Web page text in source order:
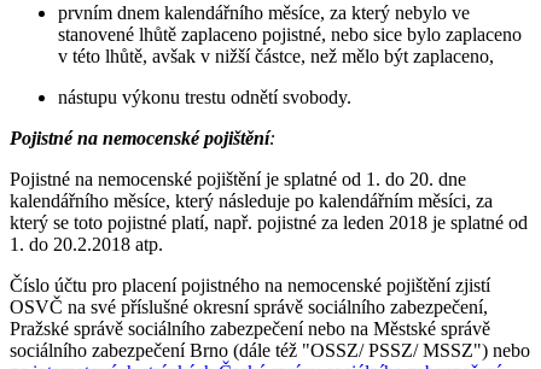
prvním dnem kalendářního měsíce, za který nebylo ve
stanovené lhůtě zaplaceno pojistné, nebo sice bylo zaplaceno
v této lhůtě, avšak v nižší částce, než mělo být zaplaceno,
nástupu výkonu trestu odnětí svobody.
Pojistné na nemocenské pojištění:
Pojistné na nemocenské pojištění je splatné od 1. do 20. dne
kalendářního měsíce, který následuje po kalendářním měsíci, za
který se toto pojistné platí, např. pojistné za leden 2018 je splatné od
1. do 20.2.2018 atp.
Číslo účtu pro placení pojistného na nemocenské pojištění zjistí
OSVČ na své příslušné okresní správě sociálního zabezpečení,
Pražské správě sociálního zabezpečení nebo na Městské správě
sociálního zabezpečení Brno (dále též "OSSZ/ PSSZ/ MSSZ") nebo